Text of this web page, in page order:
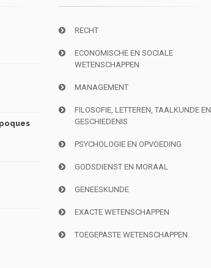
RECHT
ECONOMISCHE EN SOCIALE
WETENSCHAPPEN
MANAGEMENT
FILOSOFIE, LETTEREN, TAALKUNDE EN
GESCHIEDENIS
PSYCHOLOGIE EN OPVOEDING
GODSDIENST EN MORAAL
GENEESKUNDE
EXACTE WETENSCHAPPEN
TOEGEPASTE WETENSCHAPPEN